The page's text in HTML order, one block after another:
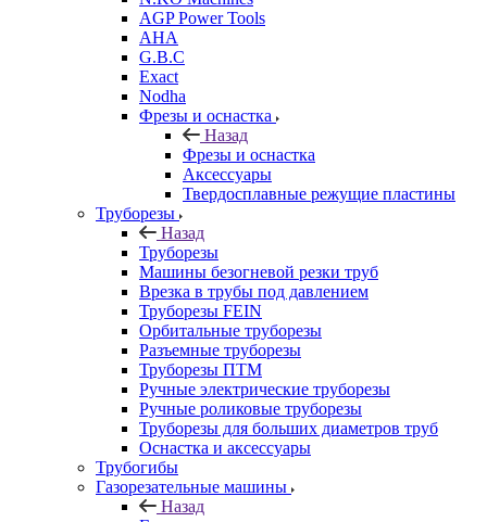
AGP Power Tools
AHA
G.B.C
Exact
Nodha
Фрезы и оснастка
Назад
Фрезы и оснастка
Аксессуары
Твердосплавные режущие пластины
Труборезы
Назад
Труборезы
Машины безогневой резки труб
Врезка в трубы под давлением
Труборезы FEIN
Орбитальные труборезы
Разъемные труборезы
Труборезы ПТМ
Ручные электрические труборезы
Ручные роликовые труборезы
Труборезы для больших диаметров труб
Оснастка и аксессуары
Трубогибы
Газорезательные машины
Назад